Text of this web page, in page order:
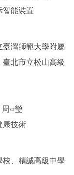
智能裝置
臺灣師範大學附屬
北市立松山高級
周○瑩
康技術
、精誠高級中學